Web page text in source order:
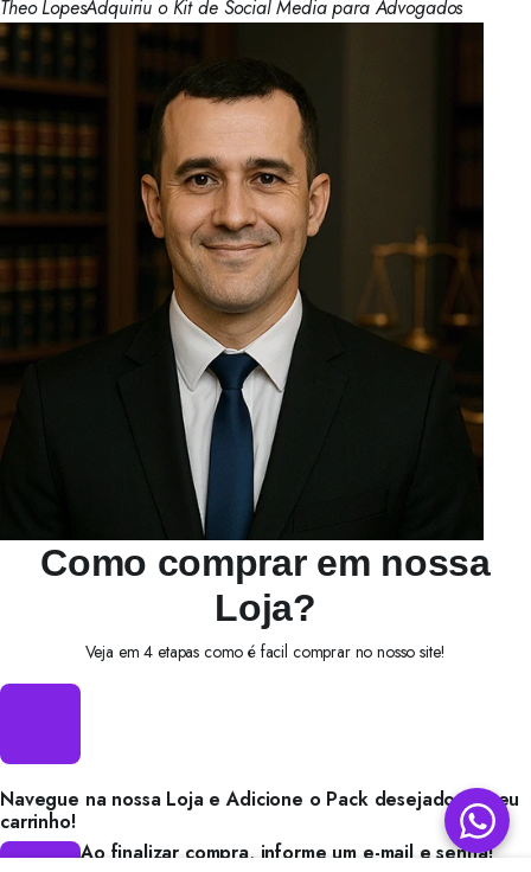
Theo LopesAdquiriu o Kit de Social Media para Advogados
Como comprar em nossa
Loja?
Veja em 4 etapas como é facil comprar no nosso site!
Navegue na nossa Loja e Adicione o Pack desejado no seu
carrinho!
Ao finalizar compra, informe um e-mail e senha!